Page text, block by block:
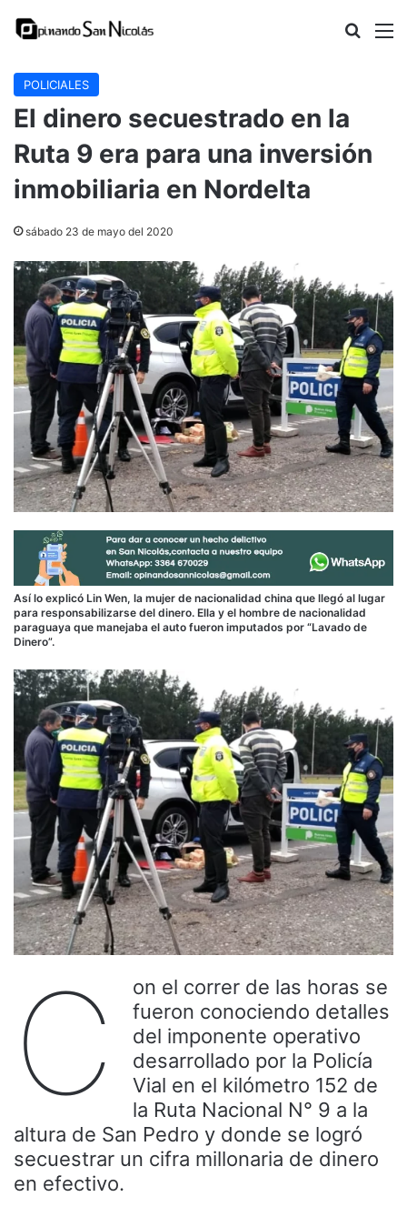
Buscar
POLICIALES
El dinero secuestrado en la
Ruta 9 era para una inversión
inmobiliaria en Nordelta
sábado 23 de mayo del 2020
Así lo explicó Lin Wen, la mujer de nacionalidad china que llegó al lugar
para responsabilizarse del dinero. Ella y el hombre de nacionalidad
paraguaya que manejaba el auto fueron imputados por “Lavado de
Dinero”.
C
on el correr de las horas se
fueron conociendo detalles
del imponente operativo
desarrollado por la Policía
Vial en el kilómetro 152 de
la Ruta Nacional N° 9 a la
altura de San Pedro y donde se logró
secuestrar un cifra millonaria de dinero
en efectivo.